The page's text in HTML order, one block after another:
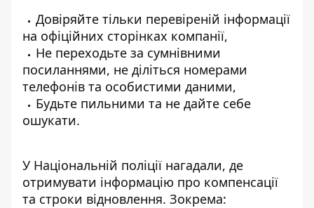
Довіряйте тільки перевіреній інформації
на офіційних сторінках компанії,
Не переходьте за сумнівними
посиланнями, не діліться номерами
телефонів та особистими даними,
Будьте пильними та не дайте себе
ошукати.
У Національній поліції нагадали, де
отримувати інформацію про компенсації
та строки відновлення. Зокрема: